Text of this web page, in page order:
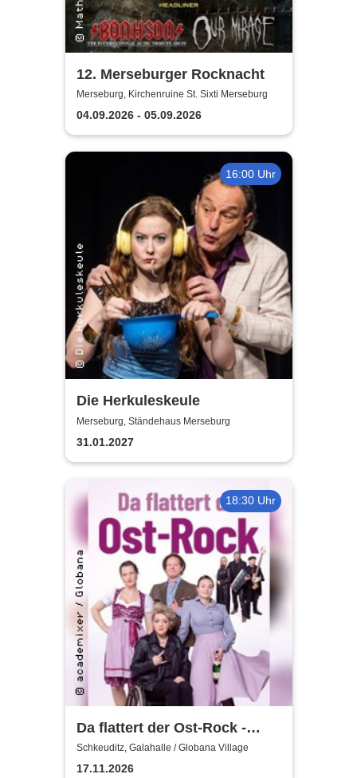
12. Merseburger Rocknacht
Merseburg, Kirchenruine St. Sixti Merseburg
04.09.2026 - 05.09.2026
16:00 Uhr
Die Herkuleskeule
Merseburg, Ständehaus Merseburg
31.01.2027
18:30 Uhr
Da flattert der Ost-Rock -
H.Blank, A. Geißler, R.
Köbernick
Schkeuditz, Galahalle / Globana Village
17.11.2026